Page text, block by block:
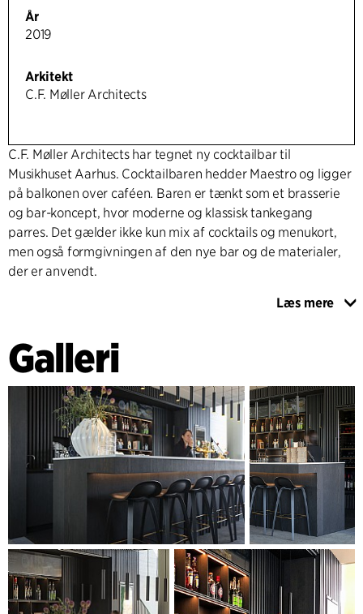
År
2019
Arkitekt
C.F. Møller Architects
C.F. Møller Architects har tegnet ny cocktailbar til
Musikhuset Aarhus. Cocktailbaren hedder Maestro og ligger
på balkonen over caféen. Baren er tænkt som et brasserie
og bar-koncept, hvor moderne og klassisk tankegang
parres. Det gælder ikke kun mix af cocktails og menukort,
men også formgivningen af den nye bar og de materialer,
der er anvendt.
Materialer i god og holdbar kvalitet er vægtet højt i
sorte/hvide tema, som gradvist har afløst det oprindelige
indretningsgreb og senest er anvendt ved etableringen af
billetsalget i 2016. Sortbejdset eg som lister og finerede
plader er anvendt som det gennemgående element. Barens
5555 mm lange, svævende serveringsdisk, som gæsterne
sidder og står ved, er toppet med hvid kvarts komposit
inspireret af foyerområdets hvide marmorgulve. Små
indslag af messing nuancerer udtrykket og fungerer som
stemningsskabende reference til det oprindelige Musikhus.
Der er lagt vægt på, at baren til enhver tid fremtræder
indbydende og helstøbt. Al teknisk udstyr, maskiner og LED
lys indbygget og integreret i designet af baren, der kan
sikres og lukkes helt af udenfor åbningstiden. Den nye bar er
Læs mere
Galleri